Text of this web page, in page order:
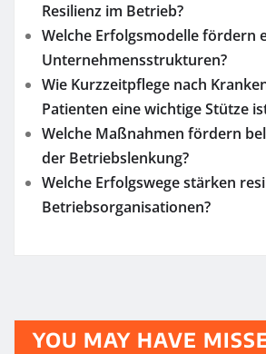
Resilienz im Betrieb?
Welche Erfolgsmodelle fördern
Unternehmensstrukturen?
Wie Kurzzeitpflege nach
Patienten eine wichtige Stütze
Welche Maßnahmen fördern
der Betriebslenkung?
Welche Erfolgswege stärken
Betriebsorganisationen?
YOU MAY HAVE